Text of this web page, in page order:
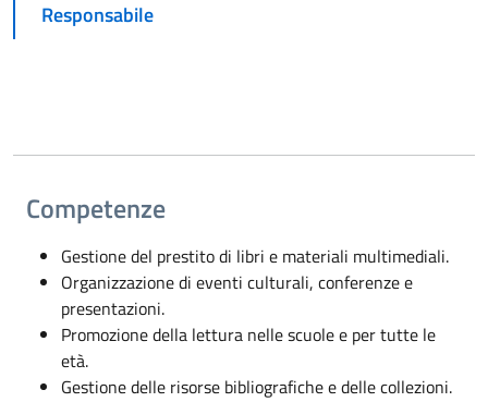
Responsabile
Competenze
Gestione del prestito di libri e materiali multimediali.
Organizzazione di eventi culturali, conferenze e
presentazioni.
Promozione della lettura nelle scuole e per tutte le
età.
Gestione delle risorse bibliografiche e delle collezioni.